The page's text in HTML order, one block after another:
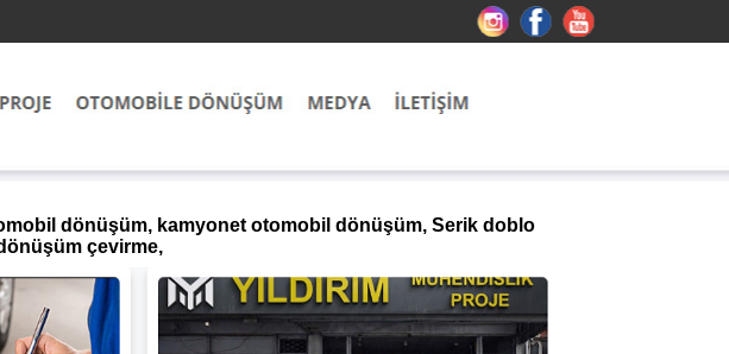
dönüşüm, kamyonet otomobil dönüşüm, Serik doblo
çevirme,